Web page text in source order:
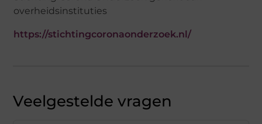
https://stichtingcoronaonderzoek.nl/
Veelgestelde vragen